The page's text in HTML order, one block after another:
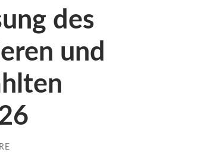
des
und